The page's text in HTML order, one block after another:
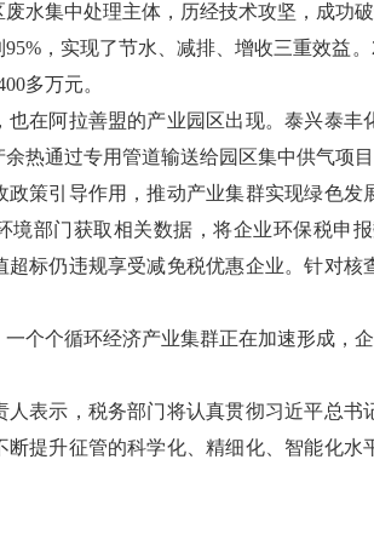
水集中处理主体，历经技术攻坚，成功
95% ，实现了节水、减排、增收三重效益。
多万元。
也在阿拉善盟的产业园区出现。泰兴泰
热通过专用管道输送给园区集中供气项
政策引导作用，推动产业集群实现绿色
境部门获取相关数据，将企业环保税申
标仍违规享受减免税优惠企业。针对
个个循环经济产业集群正在加速形成，
人表示，税务部门将认真贯彻习近平总
断提升征管的科学化、精细化、智能化